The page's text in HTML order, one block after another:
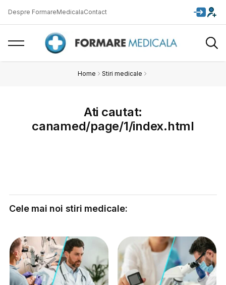
Despre FormareMedicalaContact
Home Stiri medicale
Ati cautat:
canamed/page/1/index.html
Cele mai noi stiri medicale: